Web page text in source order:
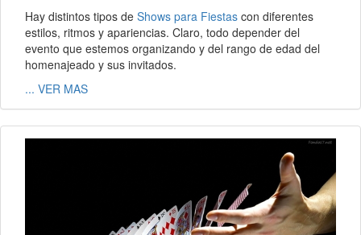
Hay distintos tipos de Shows para Fiestas con diferentes
estilos, ritmos y apariencias. Claro, todo depender del
evento que estemos organizando y del rango de edad del
homenajeado y sus invitados.
... VER MAS